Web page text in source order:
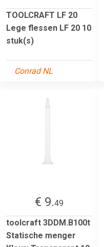
TOOLCRAFT LF 20
Lege flessen LF 20 10
stuk(s)
Conrad NL
€ 9.49
toolcraft 3DDM.B100t
Statische menger